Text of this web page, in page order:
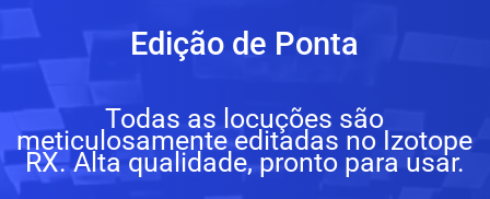
Edição de Ponta
Todas as locuções são
meticulosamente editadas no Izotope
RX. Alta qualidade, pronto para usar.